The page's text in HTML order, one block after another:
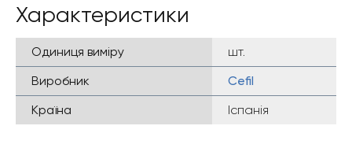
Характеристики
Одиниця виміру
шт.
Виробник
Cefil
Країна
Іспанія